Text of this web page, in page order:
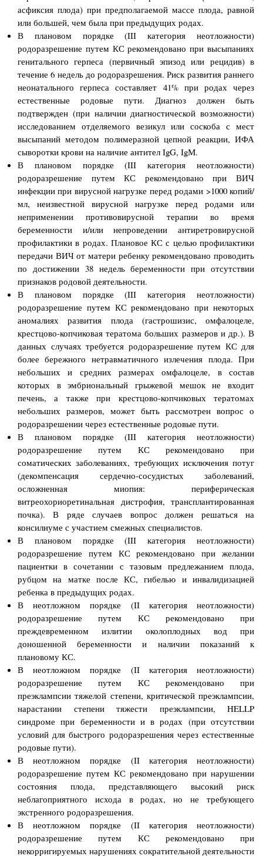
асфиксия плода) при предполагаемой массе плода, равной
или большей, чем была при предыдущих родах.
В плановом порядке (III категория неотложности)
родоразрешение путем КС рекомендовано при высыпаниях
генитального герпеса (первичный эпизод или рецидив) в
течение 6 недель до родоразрешения. Риск развития раннего
неонатального герпеса составляет 41% при родах через
естественные родовые пути. Диагноз должен быть
подтвержден (при наличии диагностической возможности)
исследованием отделяемого везикул или соскоба с мест
высыпаний методом полимеразной цепной реакции, ИФА
сыворотки крови на наличие антител IgG, IgМ.
В плановом порядке (III категория неотложности)
родоразрешение путем КС рекомендовано при ВИЧ
инфекции при вирусной нагрузке перед родами >1000 копий/
мл, неизвестной вирусной нагрузке перед родами или
неприменении противовирусной терапии во время
беременности и/или непроведении антиретровирусной
профилактики в родах. Плановое КС с целью профилактики
передачи ВИЧ от матери ребенку рекомендовано проводить
по достижении 38 недель беременности при отсутствии
признаков родовой деятельности.
В плановом порядке (III категория неотложности)
родоразрешение путем КС рекомендовано при некоторых
аномалиях развития плода (гастрошизис, омфалоцеле,
крестцово-копчиковая тератома больших размеров и др.). В
данных случаях требуется родоразрешение путем КС для
более бережного нетравматичного излечения плода. При
небольших и средних размерах омфалоцеле, в состав
которых в эмбриональный грыжевой мешок не входит
печень, а также при крестцово-копчиковых тератомах
небольших размеров, может быть рассмотрен вопрос о
родоразрешении через естественные родовые пути.
В плановом порядке (III категория неотложности)
родоразрешение путем КС рекомендовано при
соматических заболеваниях, требующих исключения потуг
(декомпенсация сердечно-сосудистых заболеваний,
осложненная миопия: периферическая
витреохориоретинальная дистрофия, трансплантированная
почка). В ряде случаев вопрос должен решаться на
консилиуме с участием смежных специалистов.
В плановом порядке (III категория неотложности)
родоразрешение путем КС рекомендовано при желании
пациентки в сочетании с тазовым предлежанием плода,
рубцом на матке после КС, гибелью и инвалидизацией
ребенка в предыдущих родах.
В неотложном порядке (II категория неотложности)
родоразрешение путем КС рекомендовано при
преждевременном излитии околоплодных вод при
доношенной беременности и наличии показаний к
плановому КС.
В неотложном порядке (II категория неотложности)
родоразрешение путем КС рекомендовано при
преэклампсии тяжелой степени, критической преэклампсии,
нарастании степени тяжести преэклампсии, HELLP
синдроме при беременности и в родах (при отсутствии
условий для быстрого родоразрешения через естественные
родовые пути).
В неотложном порядке (II категория неотложности)
родоразрешение путем КС рекомендовано при нарушении
состояния плода, представляющего высокий риск
неблагоприятного исхода в родах, но не требующего
экстренного родоразрешения.
В неотложном порядке (II категория неотложности)
родоразрешение путем КС рекомендовано при
некорригируемых нарушениях сократительной деятельности